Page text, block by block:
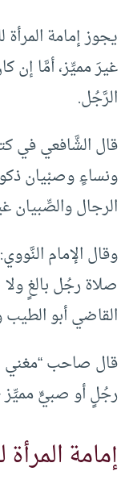
يجوز إمامة
غيرَ مميِّز، أمَّا إن
الرَّجُل.
قال الشَّافعي في
ونساءٍ وصبْيان
الرجال والصِّبيان
وقال الإمام
صلاة رجُل بالغٍ
القاضي أبو الطيب
قال صاحب “مغني
رجُلٍ أو صبيٍّ مميِّز
إمامة